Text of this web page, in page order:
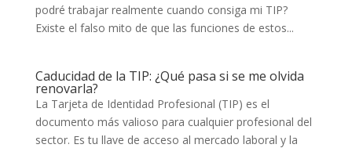
podré trabajar realmente cuando consiga mi TIP?
Existe el falso mito de que las funciones de estos...
Caducidad de la TIP: ¿Qué pasa si se me olvida
renovarla?
La Tarjeta de Identidad Profesional (TIP) es el
documento más valioso para cualquier profesional del
sector. Es tu llave de acceso al mercado laboral y la